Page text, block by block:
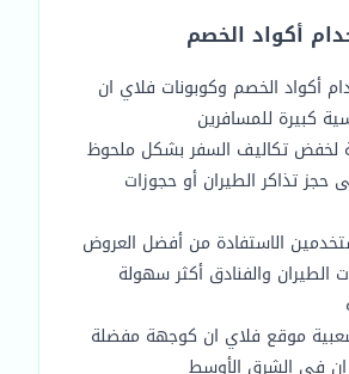
أكواد الخصم
أكواد الخصم وكوبونات فلاي ان
كبيرة للمسافرين
لخفض تكاليف السفر بشكل ملحوظ
حجز تذاكر الطيران أو حجوزات
الاستفادة من أفضل العروض
الطيران والفنادق أكثر سهولة
موقع فلاي ان كوجهة مفضلة